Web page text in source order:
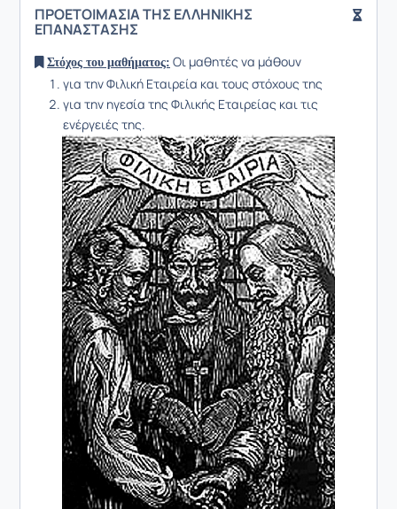
ΠΡΟΕΤΟΙΜΑΣΙΑ ΤΗΣ ΕΛΛΗΝΙΚΗΣ
ΕΠΑΝΑΣΤΑΣΗΣ
Στόχος του μαθήματος: Οι μαθητές να μάθουν
για την Φιλική Εταιρεία και τους στόχους της
για την ηγεσία της Φιλικής Εταιρείας και τις
ενέργειές της.